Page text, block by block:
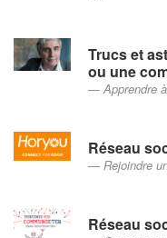
Trucs et
ou une
Apprendre
Réseau
Rejoindre
Réseau